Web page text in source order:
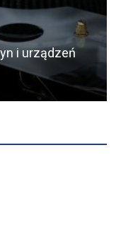
i urządzeń